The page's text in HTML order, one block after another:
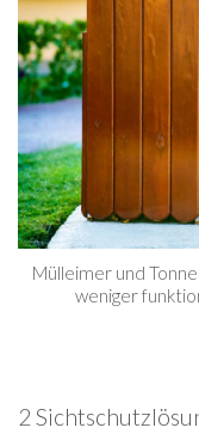
Mülleimer und
weniger
2